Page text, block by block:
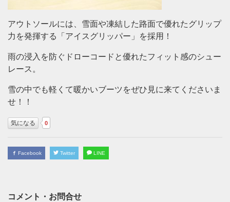
アウトソールには、雪面や凍結した路面で優れたグリップ
力を発揮する「アイスグリッパー」を採用！
雨の浸入を防ぐドローコードと優れたフィット感のシュー
レース。
雪の中でも軽くて暖かいブーツをぜひ見に来てくださいま
せ！！
気になる 0
Facebook Twitter LINE
コメント・お問合せ